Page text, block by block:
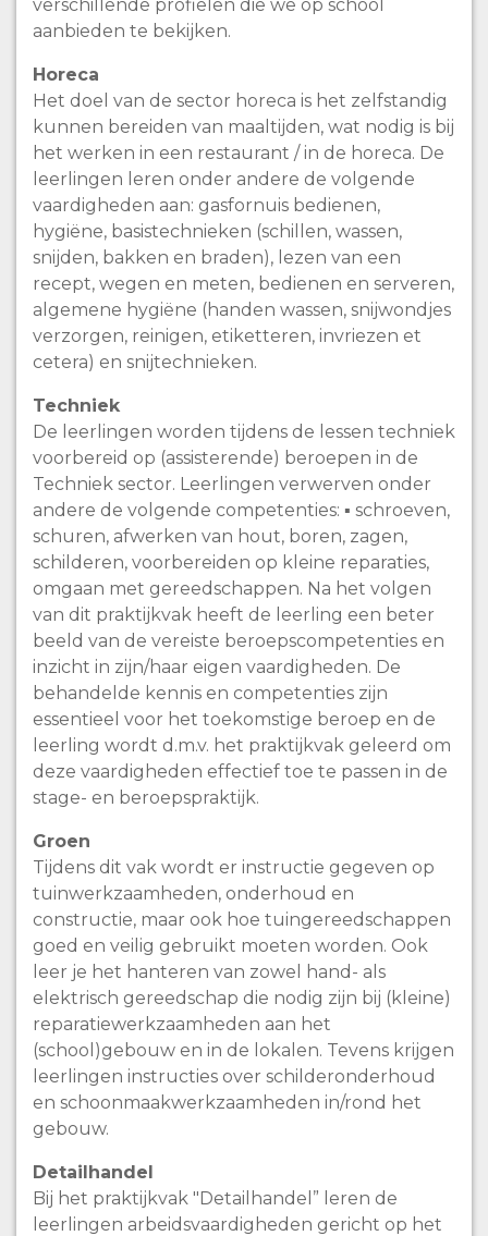
verschillende profielen die we op school
aanbieden te bekijken.
Horeca
Het doel van de sector horeca is het zelfstandig
kunnen bereiden van maaltijden, wat nodig is bij
het werken in een restaurant / in de horeca. De
leerlingen leren onder andere de volgende
vaardigheden aan: gasfornuis bedienen,
hygiëne, basistechnieken (schillen, wassen,
snijden, bakken en braden), lezen van een
recept, wegen en meten, bedienen en serveren,
algemene hygiëne (handen wassen, snijwondjes
verzorgen, reinigen, etiketteren, invriezen et
cetera) en snijtechnieken.
Techniek
De leerlingen worden tijdens de lessen techniek
voorbereid op (assisterende) beroepen in de
Techniek sector. Leerlingen verwerven onder
andere de volgende competenties: ▪ schroeven,
schuren, afwerken van hout, boren, zagen,
schilderen, voorbereiden op kleine reparaties,
omgaan met gereedschappen. Na het volgen
van dit praktijkvak heeft de leerling een beter
beeld van de vereiste beroepscompetenties en
inzicht in zijn/haar eigen vaardigheden. De
behandelde kennis en competenties zijn
essentieel voor het toekomstige beroep en de
leerling wordt d.m.v. het praktijkvak geleerd om
deze vaardigheden effectief toe te passen in de
stage- en beroepspraktijk.
Groen
Tijdens dit vak wordt er instructie gegeven op
tuinwerkzaamheden, onderhoud en
constructie, maar ook hoe tuingereedschappen
goed en veilig gebruikt moeten worden. Ook
leer je het hanteren van zowel hand- als
elektrisch gereedschap die nodig zijn bij (kleine)
reparatiewerkzaamheden aan het
(school)gebouw en in de lokalen. Tevens krijgen
leerlingen instructies over schilderonderhoud
en schoonmaakwerkzaamheden in/rond het
gebouw.
Detailhandel
Bij het praktijkvak "Detailhandel” leren de
leerlingen arbeidsvaardigheden gericht op het